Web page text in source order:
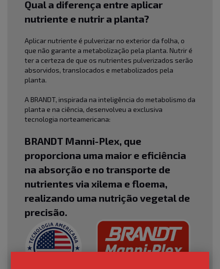
Qual a diferença entre aplicar
nutriente e nutrir a planta?
Aplicar nutriente é pulverizar no exterior da folha, o
que não garante a metabolização pela planta. Nutrir é
ter a certeza de que os nutrientes pulverizados serão
absorvidos, translocados e metabolizados pela
planta.
A BRANDT, inspirada na inteligência do metabolismo da
planta e na ciência, desenvolveu a exclusiva
tecnologia norteamericana:
BRANDT Manni-Plex, que
proporciona uma maior e eficiência
na absorção e no transporte de
nutrientes via xilema e floema,
realizando uma nutrição vegetal de
precisão.